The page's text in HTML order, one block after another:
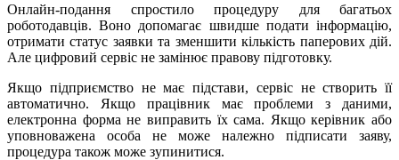
Онлайн-подання спростило процедуру для багатьох
роботодавців. Воно допомагає швидше подати інформацію,
отримати статус заявки та зменшити кількість паперових дій.
Але цифровий сервіс не замінює правову підготовку.
Якщо підприємство не має підстави, сервіс не створить її
автоматично. Якщо працівник має проблеми з даними,
електронна форма не виправить їх сама. Якщо керівник або
уповноважена особа не може належно підписати заяву,
процедура також може зупинитися.